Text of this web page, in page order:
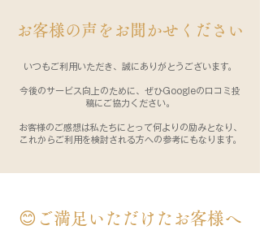
​お客様の声をお聞かせください
いつもご利用いただき、誠にありがとうございます。
今後のサービス向上のために、ぜひGoogleの口コミ投
稿にご協力ください。
お客様のご感想は私たちにとって何よりの励みとなり、
これからご利用を検討される方への参考にもなります。
😊ご満足いただけたお客様へ